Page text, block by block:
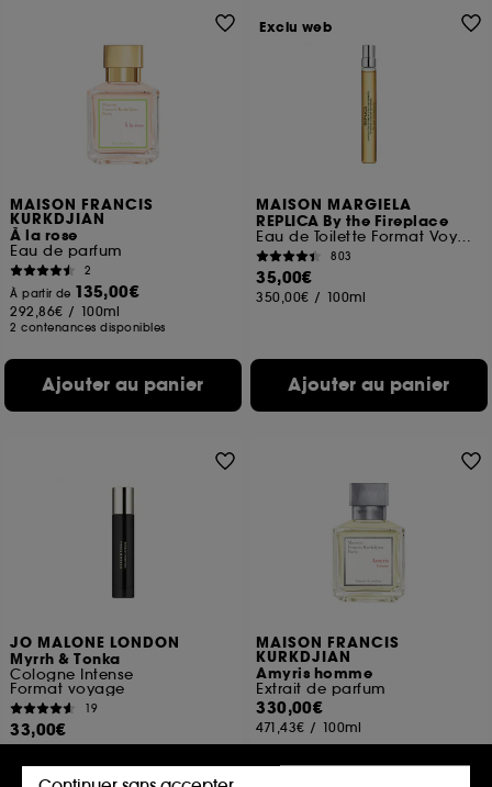
MAISON FRANCIS
KURKDJIAN
À la rose
Eau de parfum
2
À partir de 135,00€
292,86€ / 100ml
2 contenances disponibles
Ajouter au panier
MAISON MARGIELA
REPLICA By the Fireplace
Eau de Toilette Format Voyage
803
35,00€
350,00€ / 100ml
Ajouter au panier
Exclu web
JO MALONE LONDON
Myrrh & Tonka
Cologne Intense
Format voyage
19
33,00€
330,00€ /100ml
MAISON FRANCIS
KURKDJIAN
Amyris homme
Extrait de parfum
330,00€
471,43€ / 100ml